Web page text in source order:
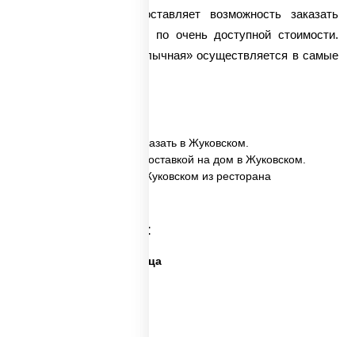
Наша компания предоставляет возможность заказать
пиццу круглосуточно и по очень доступной стоимости.
«Шашлычная» осуществляется в самые
✅ Пицца Шашлычная заказать в Жуковском.
✅ Пицца Шашлычная с доставкой на дом в Жуковском.
✅ Пицца Шашлычная в Жуковском из ресторана
Категории товара:
Дешевая и вкусная пицца